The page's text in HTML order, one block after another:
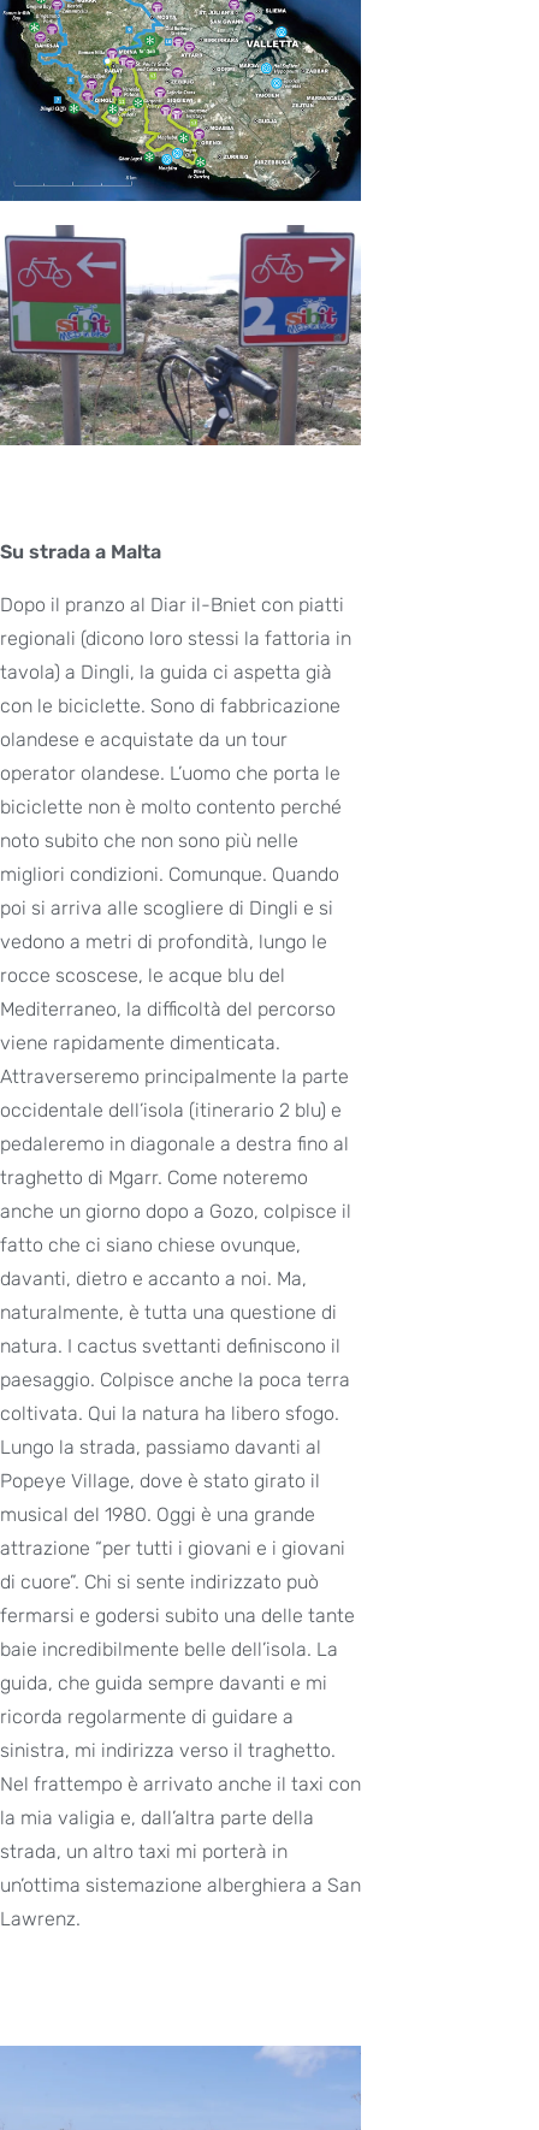
Su strada a Malta
Dopo il pranzo al Diar il-Bniet con piatti
regionali (dicono loro stessi la fattoria in
tavola) a Dingli, la guida ci aspetta già
con le biciclette. Sono di fabbricazione
olandese e acquistate da un tour
operator olandese. L’uomo che porta le
biciclette non è molto contento perché
noto subito che non sono più nelle
migliori condizioni. Comunque. Quando
poi si arriva alle scogliere di Dingli e si
vedono a metri di profondità, lungo le
rocce scoscese, le acque blu del
Mediterraneo, la difficoltà del percorso
viene rapidamente dimenticata.
Attraverseremo principalmente la parte
occidentale dell’isola (itinerario 2 blu) e
pedaleremo in diagonale a destra fino al
traghetto di Mgarr. Come noteremo
anche un giorno dopo a Gozo, colpisce il
fatto che ci siano chiese ovunque,
davanti, dietro e accanto a noi. Ma,
naturalmente, è tutta una questione di
natura. I cactus svettanti definiscono il
paesaggio. Colpisce anche la poca terra
coltivata. Qui la natura ha libero sfogo.
Lungo la strada, passiamo davanti al
Popeye Village, dove è stato girato il
musical del 1980. Oggi è una grande
attrazione “per tutti i giovani e i giovani
di cuore”. Chi si sente indirizzato può
fermarsi e godersi subito una delle tante
baie incredibilmente belle dell’isola. La
guida, che guida sempre davanti e mi
ricorda regolarmente di guidare a
sinistra, mi indirizza verso il traghetto.
Nel frattempo è arrivato anche il taxi con
la mia valigia e, dall’altra parte della
strada, un altro taxi mi porterà in
un’ottima sistemazione alberghiera a San
Lawrenz.